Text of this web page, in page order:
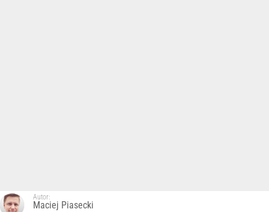
Autor:
Maciej Piasecki